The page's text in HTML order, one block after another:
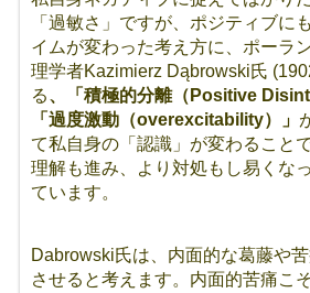
「過敏さ」ですが、ポジティブに
イムが変わった考え方に、ポーラ
理学者Kazimierz Dąbrowski氏
る、「積極的分離（Positive
「過度激動（overexcitability）」
て私自身の「認識」が変わること
理解も進み、より対処もし易くな
ています。
Dabrowski氏は、内面的な葛藤や
させると考えます。内面的苦痛こ